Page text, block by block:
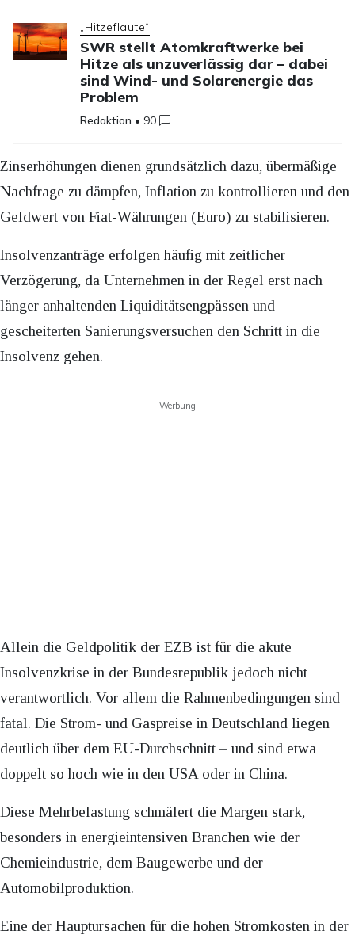
„Hitzeflaute“
SWR stellt Atomkraftwerke bei
Hitze als unzuverlässig dar – dabei
sind Wind- und Solarenergie das
Problem
Redaktion • 90
Zinserhöhungen dienen grundsätzlich dazu, übermäßige
Nachfrage zu dämpfen, Inflation zu kontrollieren und den
Geldwert von Fiat-Währungen (Euro) zu stabilisieren.
Insolvenzanträge erfolgen häufig mit zeitlicher
Verzögerung, da Unternehmen in der Regel erst nach
länger anhaltenden Liquiditätsengpässen und
gescheiterten Sanierungsversuchen den Schritt in die
Insolvenz gehen.
Werbung
Allein die Geldpolitik der EZB ist für die akute
Insolvenzkrise in der Bundesrepublik jedoch nicht
verantwortlich. Vor allem die Rahmenbedingungen sind
fatal. Die Strom- und Gaspreise in Deutschland liegen
deutlich über dem EU-Durchschnitt – und sind etwa
doppelt so hoch wie in den USA oder in China.
Diese Mehrbelastung schmälert die Margen stark,
besonders in energieintensiven Branchen wie der
Chemieindustrie, dem Baugewerbe und der
Automobilproduktion.
Eine der Hauptursachen für die hohen Stromkosten in der